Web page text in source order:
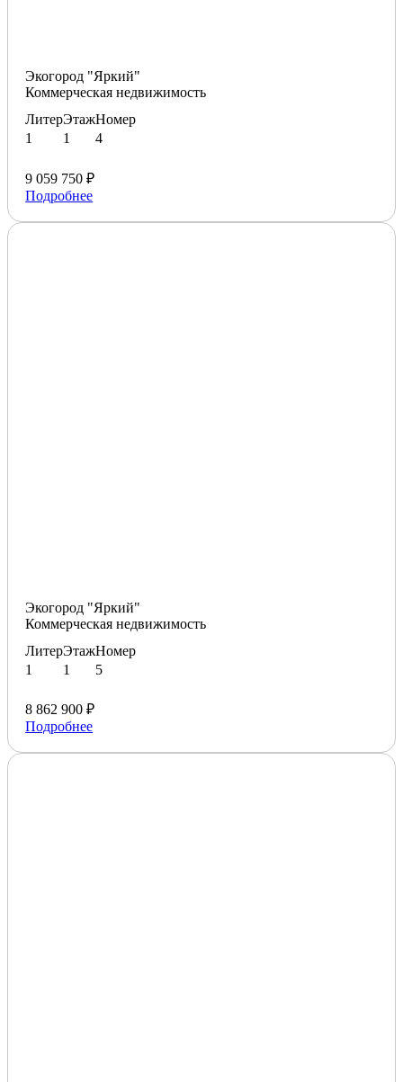
Экогород "Яркий"
Коммерческая недвижимость
Литер
1
Этаж
1
Номер
4
9 059 750 ₽
Подробнее
Экогород "Яркий"
Коммерческая недвижимость
Литер
1
Этаж
1
Номер
5
8 862 900 ₽
Подробнее